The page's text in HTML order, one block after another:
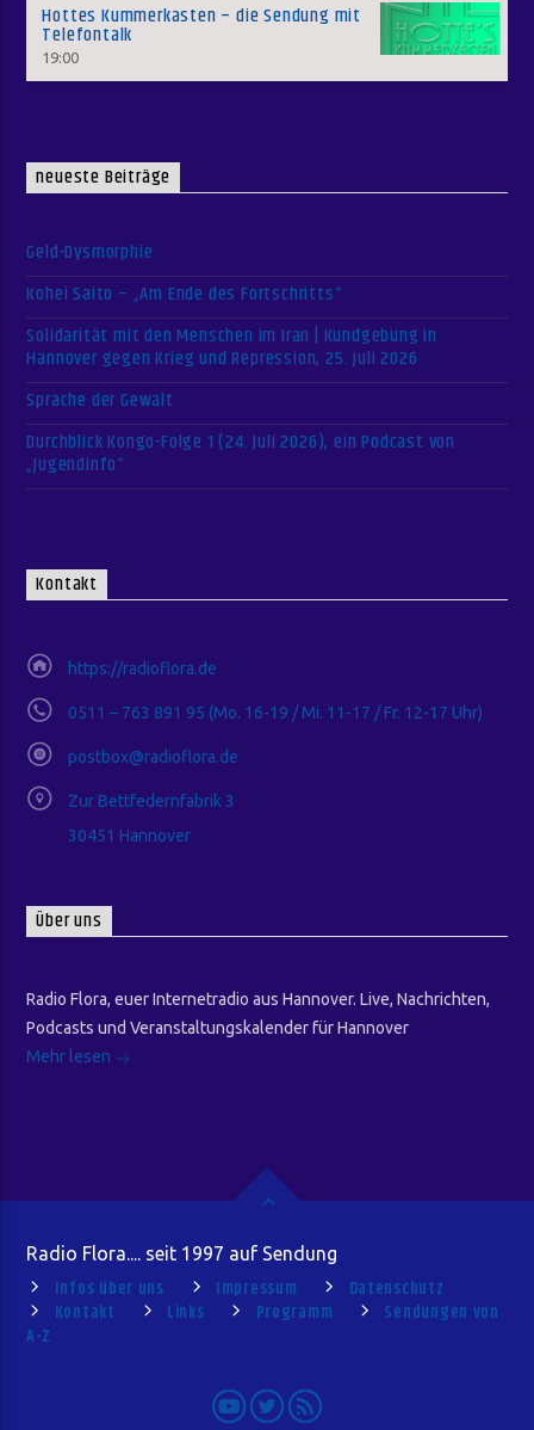
Hottes Kummerkasten – die Sendung mit
Telefontalk
19:00
neueste Beiträge
Geld-Dysmorphie
Kohei Saito – „Am Ende des Fortschritts“
Solidarität mit den Menschen im Iran | Kundgebung in
Hannover gegen Krieg und Repression, 25. Juli 2026
Sprache der Gewalt
Durchblick Kongo-Folge 1 (24. Juli 2026), ein Podcast von
„Jugendinfo“
Kontakt
https://radioflora.de
0511 – 763 891 95 (Mo. 16-19 / Mi. 11-17 / Fr. 12-17 Uhr)
postbox@radioflora.de
Zur Bettfedernfabrik 3
30451 Hannover
Über uns
Radio Flora, euer Internetradio aus Hannover. Live, Nachrichten,
Podcasts und Veranstaltungskalender für Hannover
Mehr lesen
Radio Flora.... seit 1997 auf Sendung
Infos über uns Impressum
Datenschutz
Kontakt
Links Programm
Sendungen von
A-Z